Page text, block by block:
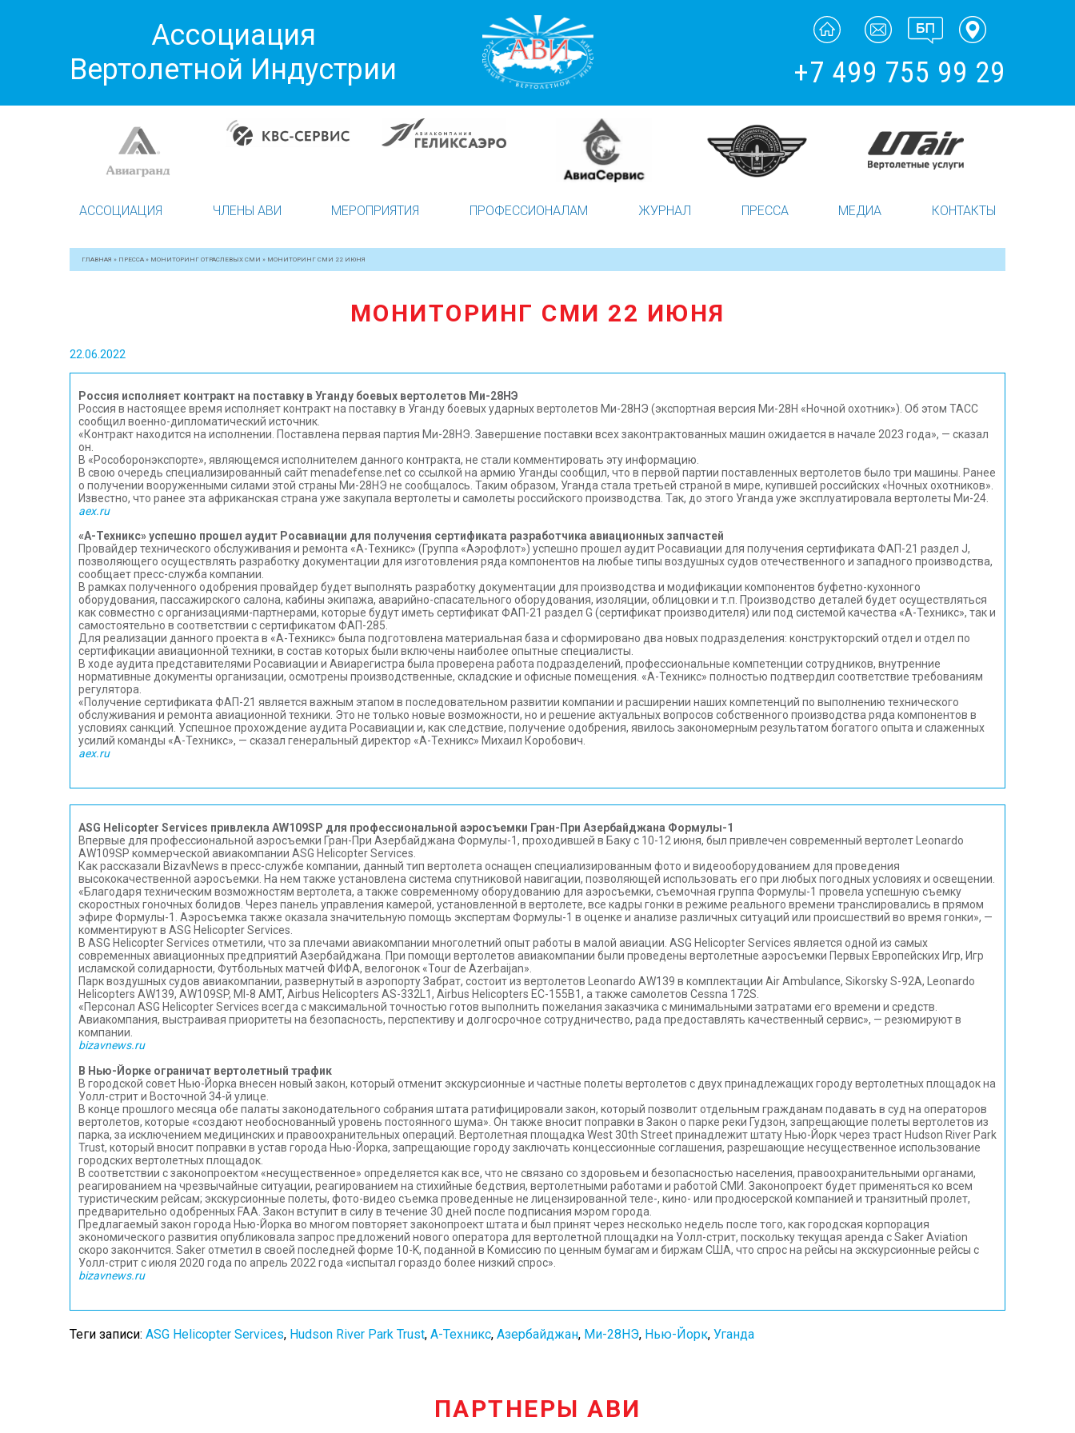
Ассоциация
Вертолетной Индустрии
+7 499 755 99 29
АССОЦИАЦИЯ ЧЛЕНЫ АВИ МЕРОПРИЯТИЯ ПРОФЕССИОНАЛАМ ЖУРНАЛ ПРЕССА МЕДИА КОНТАКТЫ
ГЛАВНАЯ » ПРЕССА » МОНИТОРИНГ ОТРАСЛЕВЫХ СМИ » МОНИТОРИНГ СМИ 22 ИЮНЯ
МОНИТОРИНГ СМИ 22 ИЮНЯ
22.06.2022
Россия исполняет контракт на поставку в Уганду боевых вертолетов Ми-28НЭ
Россия в настоящее время исполняет контракт на поставку в Уганду боевых ударных вертолетов Ми-28НЭ (экспортная версия Ми-28Н «Ночной охотник»). Об этом ТАСС
сообщил военно-дипломатический источник.
«Контракт находится на исполнении. Поставлена первая партия Ми-28НЭ. Завершение поставки всех законтрактованных машин ожидается в начале 2023 года», — сказал
он.
В «Рособоронэкспорте», являющемся исполнителем данного контракта, не стали комментировать эту информацию.
В свою очередь специализированный сайт menadefense.net со ссылкой на армию Уганды сообщил, что в первой партии поставленных вертолетов было три машины. Ранее
о получении вооруженными силами этой страны Ми-28НЭ не сообщалось. Таким образом, Уганда стала третьей страной в мире, купившей российских «Ночных охотников».
Известно, что ранее эта африканская страна уже закупала вертолеты и самолеты российского производства. Так, до этого Уганда уже эксплуатировала вертолеты Ми-24.
aex.ru
«А-Техникс» успешно прошел аудит Росавиации для получения сертификата разработчика авиационных запчастей
Провайдер технического обслуживания и ремонта «А-Техникс» (Группа «Аэрофлот») успешно прошел аудит Росавиации для получения сертификата ФАП-21 раздел J,
позволяющего осуществлять разработку документации для изготовления ряда компонентов на любые типы воздушных судов отечественного и западного производства,
сообщает пресс-служба компании.
В рамках полученного одобрения провайдер будет выполнять разработку документации для производства и модификации компонентов буфетно-кухонного
оборудования, пассажирского салона, кабины экипажа, аварийно-спасательного оборудования, изоляции, облицовки и т.п. Производство деталей будет осуществляться
как совместно с организациями-партнерами, которые будут иметь сертификат ФАП-21 раздел G (сертификат производителя) или под системой качества «А-Техникс», так и
самостоятельно в соответствии с сертификатом ФАП-285.
Для реализации данного проекта в «А-Техникс» была подготовлена материальная база и сформировано два новых подразделения: конструкторский отдел и отдел по
сертификации авиационной техники, в состав которых были включены наиболее опытные специалисты.
В ходе аудита представителями Росавиации и Авиарегистра была проверена работа подразделений, профессиональные компетенции сотрудников, внутренние
нормативные документы организации, осмотрены производственные, складские и офисные помещения. «А-Техникс» полностью подтвердил соответствие требованиям
регулятора.
«Получение сертификата ФАП-21 является важным этапом в последовательном развитии компании и расширении наших компетенций по выполнению технического
обслуживания и ремонта авиационной техники. Это не только новые возможности, но и решение актуальных вопросов собственного производства ряда компонентов в
условиях санкций. Успешное прохождение аудита Росавиации и, как следствие, получение одобрения, явилось закономерным результатом богатого опыта и слаженных
усилий команды «А-Техникс», — сказал генеральный директор «А-Техникс» Михаил Коробович.
aex.ru
ASG Helicopter Services привлекла AW109SP для профессиональной аэросъемки Гран-При Азербайджана Формулы-1
Впервые для профессиональной аэросъемки Гран-При Азербайджана Формулы-1, проходившей в Баку с 10-12 июня, был привлечен современный вертолет Leonardo
AW109SP коммерческой авиакомпании ASG Helicopter Services.
Как рассказали BizavNews в пресс-службе компании, данный тип вертолета оснащен специализированным фото и видеооборудованием для проведения
высококачественной аэросъемки. На нем также установлена система спутниковой навигации, позволяющей использовать его при любых погодных условиях и освещении.
«Благодаря техническим возможностям вертолета, а также современному оборудованию для аэросъемки, съемочная группа Формулы-1 провела успешную съемку
скоростных гоночных болидов. Через панель управления камерой, установленной в вертолете, все кадры гонки в режиме реального времени транслировались в прямом
эфире Формулы-1. Аэросъемка также оказала значительную помощь экспертам Формулы-1 в оценке и анализе различных ситуаций или происшествий во время гонки», —
комментируют в ASG Helicopter Services.
В ASG Helicopter Services отметили, что за плечами авиакомпании многолетний опыт работы в малой авиации. ASG Helicopter Services является одной из самых
современных авиационных предприятий Азербайджана. При помощи вертолетов авиакомпании были проведены вертолетные аэросъемки Первых Европейских Игр, Игр
исламской солидарности, Футбольных матчей ФИФА, велогонок «Tour de Azerbaijan».
Парк воздушных судов авиакомпании, развернутый в аэропорту Забрат, состоит из вертолетов Leonardo AW139 в комплектации Air Ambulance, Sikorsky S-92A, Leonardo
Helicopters AW139, AW109SP, MI-8 AMT, Airbus Helicopters AS-332L1, Airbus Helicopters EC-155B1, а также самолетов Cessna 172S.
«Персонал ASG Helicopter Services всегда с максимальной точностью готов выполнить пожелания заказчика с минимальными затратами его времени и средств.
Авиакомпания, выстраивая приоритеты на безопасность, перспективу и долгосрочное сотрудничество, рада предоставлять качественный сервис», — резюмируют в
компании.
bizavnews.ru
В Нью-Йорке ограничат вертолетный трафик
В городской совет Нью-Йорка внесен новый закон, который отменит экскурсионные и частные полеты вертолетов с двух принадлежащих городу вертолетных площадок на
Уолл-стрит и Восточной 34-й улице.
В конце прошлого месяца обе палаты законодательного собрания штата ратифицировали закон, который позволит отдельным гражданам подавать в суд на операторов
вертолетов, которые «создают необоснованный уровень постоянного шума». Он также вносит поправки в Закон о парке реки Гудзон, запрещающие полеты вертолетов из
парка, за исключением медицинских и правоохранительных операций. Вертолетная площадка West 30th Street принадлежит штату Нью-Йорк через траст Hudson River Park
Trust, который вносит поправки в устав города Нью-Йорка, запрещающие городу заключать концессионные соглашения, разрешающие несущественное использование
городских вертолетных площадок.
В соответствии с законопроектом «несущественное» определяется как все, что не связано со здоровьем и безопасностью населения, правоохранительными органами,
реагированием на чрезвычайные ситуации, реагированием на стихийные бедствия, вертолетными работами и работой СМИ. Законопроект будет применяться ко всем
туристическим рейсам; экскурсионные полеты, фото-видео съемка проведенные не лицензированной теле-, кино- или продюсерской компанией и транзитный пролет,
предварительно одобренных FAA. Закон вступит в силу в течение 30 дней после подписания мэром города.
Предлагаемый закон города Нью-Йорка во многом повторяет законопроект штата и был принят через несколько недель после того, как городская корпорация
экономического развития опубликовала запрос предложений нового оператора для вертолетной площадки на Уолл-стрит, поскольку текущая аренда с Saker Aviation
скоро закончится. Saker отметил в своей последней форме 10-K, поданной в Комиссию по ценным бумагам и биржам США, что спрос на рейсы на экскурсионные рейсы с
Уолл-стрит с июля 2020 года по апрель 2022 года «испытал гораздо более низкий спрос».
bizavnews.ru
Теги записи: ASG Helicopter Services, Hudson River Park Trust, А-Техникс, Азербайджан, Ми-28НЭ, Нью-Йорк, Уганда
ПАРТНЕРЫ АВИ